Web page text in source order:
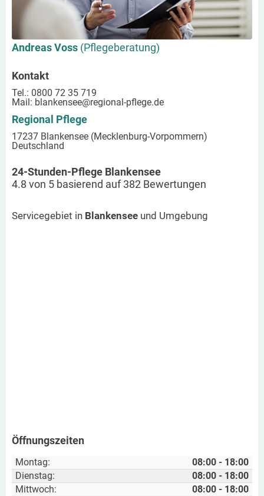
Andreas Voss (Pflegeberatung)
Kontakt
Tel.: 0800 72 35 719
Mail: blankensee@regional-pflege.de
Regional Pflege
17237 Blankensee (Mecklenburg-Vorpommern)
Deutschland
24-Stunden-Pflege Blankensee
4.8 von 5 basierend auf382 Bewertungen
Servicegebiet in Blankensee und Umgebung
Öffnungszeiten
Montag:
08:00 - 18:00
Dienstag:
08:00 - 18:00
Mittwoch:
08:00 - 18:00